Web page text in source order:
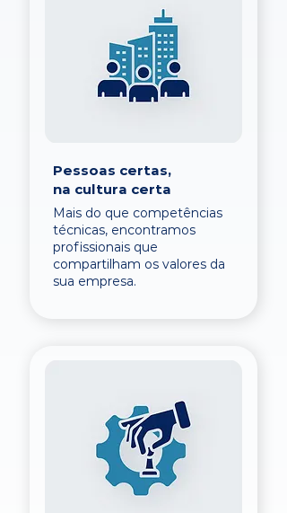
Pessoas certas,
na cultura certa
Mais do que competências
técnicas, encontramos
profissionais que
compartilham os valores da
sua empresa.